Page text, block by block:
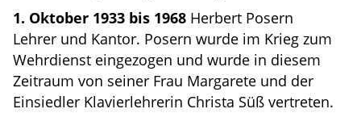
1. Oktober 1933 bis 1968Herbert Posern
Lehrer und Kantor. Posern wurde im Krieg zum
Wehrdienst eingezogen und wurde in diesem
Zeitraum von seiner Frau Margarete und der
Einsiedler Klavierlehrerin Christa Süß vertreten.